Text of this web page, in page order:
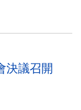
決議召開